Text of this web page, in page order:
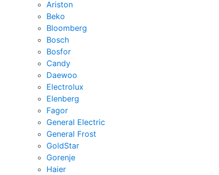
Ariston
Beko
Bloomberg
Bosch
Bosfor
Candy
Daewoo
Electrolux
Elenberg
Fagor
General Electric
General Frost
GoldStar
Gorenje
Haier